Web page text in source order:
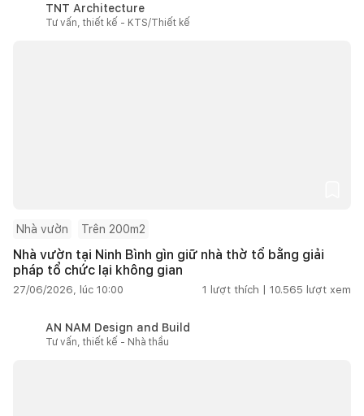
TNT Architecture
Tư vấn, thiết kế - KTS/Thiết kế
Nhà vườn Trên 200m2
Nhà vườn tại Ninh Bình gìn giữ nhà thờ tổ bằng giải
pháp tổ chức lại không gian
27/06/2026, lúc 10:00 1 lượt thích | 10.565 lượt xem
AN NAM Design and Build
Tư vấn, thiết kế - Nhà thầu